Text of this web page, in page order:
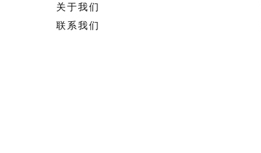
关于我们
联系我们